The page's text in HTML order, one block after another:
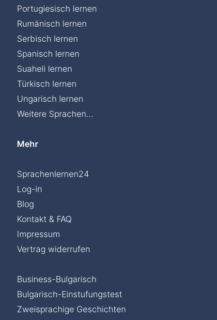
Portugiesisch lernen
Rumänisch lernen
Serbisch lernen
Spanisch lernen
Suaheli lernen
Türkisch lernen
Ungarisch lernen
Weitere Sprachen...
Mehr
Sprachenlernen24
Log-in
Blog
Kontakt & FAQ
Impressum
Vertrag widerrufen
Business-Bulgarisch
Bulgarisch-Einstufungstest
Zweisprachige Geschichten